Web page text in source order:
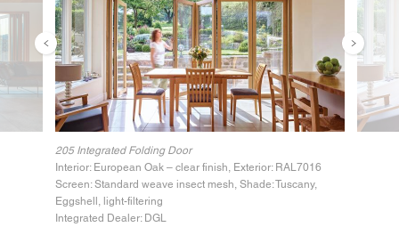
205 Integrated Folding Door
Interior: European Oak – clear finish, Exterior: RAL7016
Screen: Standard weave insect mesh, Shade: Tuscany,
Eggshell, light-filtering
Integrated Dealer: DGL